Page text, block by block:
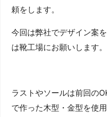
頼をします。
今回は弊社でデザイン案
は靴工場にお願いします。
ラストやソールは前回の
で作った木型・金型を使用